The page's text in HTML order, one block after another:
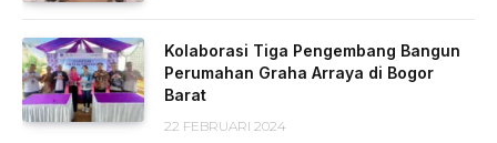
Kolaborasi Tiga Pengembang Bangun
Perumahan Graha Arraya di Bogor
Barat
22 FEBRUARI 2024